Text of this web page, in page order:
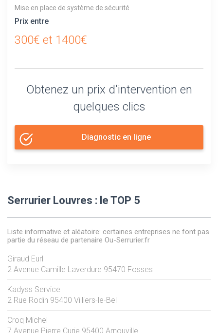
Mise en place de système de sécurité
Prix entre
300€ et 1400€
Obtenez un prix d'intervention en
quelques clics
Diagnostic en ligne
Serrurier Louvres : le TOP 5
Liste informative et aléatoire: certaines entreprises ne font pas
partie du réseau de partenaire Ou-Serrurier.fr
Giraud Eurl
2 Avenue Camille Laverdure 95470 Fosses
Kadyss Service
2 Rue Rodin 95400 Villiers-le-Bel
Croq Michel
7 Avenue Pierre Curie 95400 Arnouville